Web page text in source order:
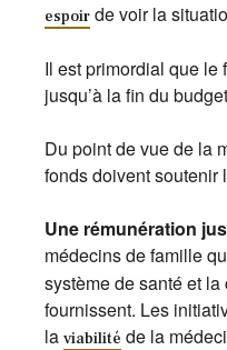
espoir de voir la
Il est primordial que le
jusqu’à la fin du
Du point de vue de la
fonds doivent soutenir
Une rémunération
médecins de famille
système de santé et
fournissent. Les
la viabilité de la